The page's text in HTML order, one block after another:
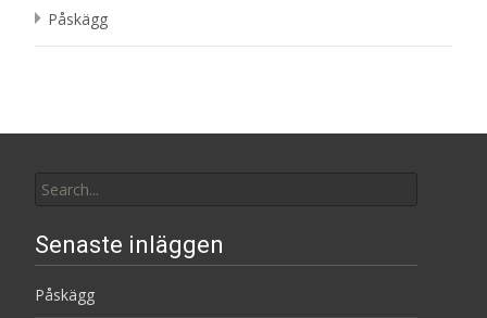
Påskägg
for:
Senaste inläggen
Påskägg